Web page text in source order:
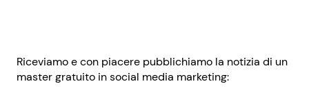
Riceviamo e con piacere pubblichiamo la notizia di un
master gratuito in social media marketing: